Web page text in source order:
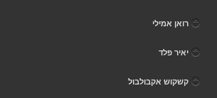
רואן אמילי
יאיר פלד
קשקוש אקבולבול